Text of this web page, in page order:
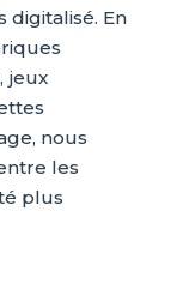
digitalisé. En
jeux
nous
les
plus